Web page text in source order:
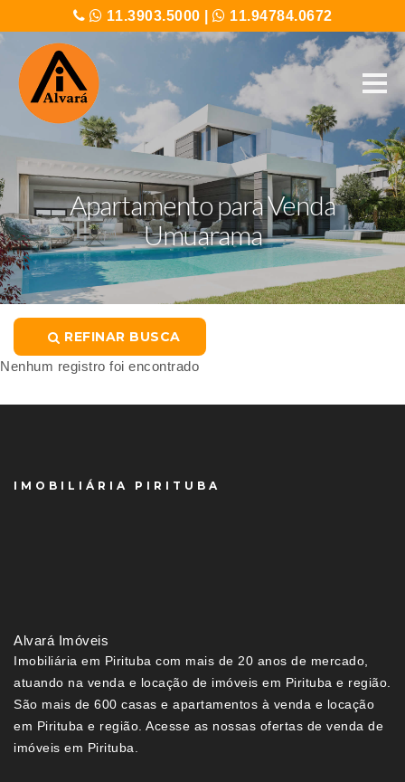
11.3903.5000 11.94784.0672
Apartamento para Venda
Umuarama
REFINAR BUSCA
Nenhum registro foi encontrado
IMOBILIÁRIA PIRITUBA
Alvará Imóveis
Imobiliária em Pirituba com mais de 20 anos de mercado,
atuando na venda e locação de imóveis em Pirituba e região.
São mais de 600 casas e apartamentos à venda e locação
em Pirituba e região. Acesse as nossas ofertas de venda de
imóveis em Pirituba.